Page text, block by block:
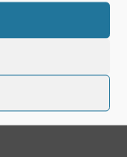
man einen